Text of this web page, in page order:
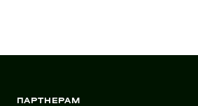
ПАРТНЕРАМ